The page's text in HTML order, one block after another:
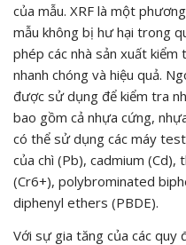
của mẫu. XRF là một
mẫu không bị hư hại trong
phép các nhà sản xuất
nhanh chóng và hiệu quả.
được sử dụng để kiểm tra
bao gồm cả nhựa cứng,
có thể sử dụng các máy
của chì (Pb), cadmium
(Cr6+), polybrominated
diphenyl ethers (PBDE).
Với sự gia tăng của các